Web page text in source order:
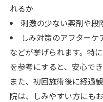
れるか
刺激の少ない薬剤や段
しみ対策のアフター
などが挙げられます。特
を参考にすると、安心で
また、初回施術後に経過
院は、しみやすい方にも